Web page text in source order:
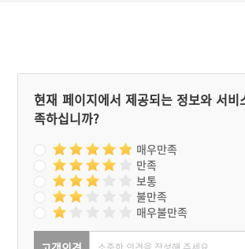
현재 페이지에서 제공되는 정보와 서비
족하십니까?
매우만족
만족
보통
불만족
매우불만족